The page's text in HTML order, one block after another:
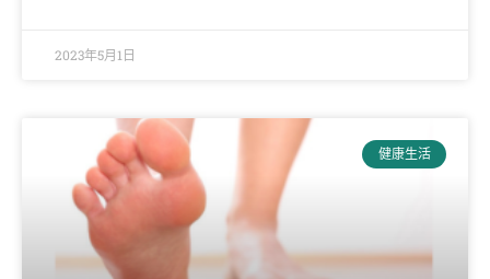
2023年5月1日
健康生活